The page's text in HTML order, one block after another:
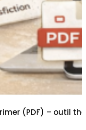
(PDF) – outil